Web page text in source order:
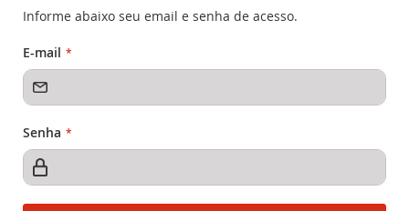
Informe abaixo seu email e senha de acesso.
E-mail
Senha